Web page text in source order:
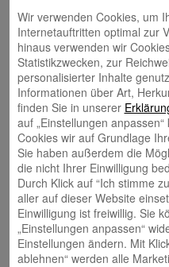
Jens
Christoph
Stephan
Wir verwenden Cookies, um
Internetauftritten optimal zur
hinaus verwenden wir
Statistikzwecken, zur
personalisierter Inhalte
Informationen über Art,
finden Sie in unserer
auf „Einstellungen
Cookies wir auf Grundlage
Sie haben außerdem die
die nicht Ihrer Einwilligung
Durch Klick auf “Ich stimme
aller auf dieser Website
Einwilligung ist freiwillig. Sie
„Einstellungen anpassen“
Einstellungen ändern. Mit
ablehnen“ werden alle